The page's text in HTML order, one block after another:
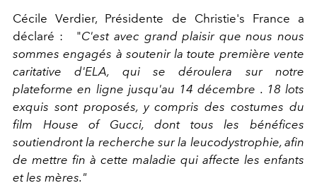
Cécile Verdier, Présidente de Christie's France a
déclaré :
"C'est avec grand plaisir que nous nous
sommes engagés à soutenir la toute première vente
caritative d'ELA, qui se déroulera sur notre
plateforme en ligne jusqu'au 14 décembre . 18 lots
exquis sont proposés, y compris des costumes du
film House of Gucci, dont tous les bénéfices
soutiendront la recherche sur la leucodystrophie, afin
de mettre fin à cette maladie qui affecte les enfants
et les mères."